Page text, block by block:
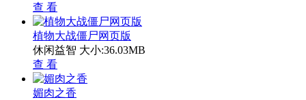
查 看
植物大战僵尸网页版
休闲益智 大小:36.03MB
查 看
媚肉之香